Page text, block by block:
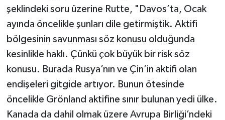
şeklindeki soru üzerine Rutte, "Davos’ta, Ocak
ayında öncelikle şunları dile getirmiştik. Aktifi
bölgesinin savunması söz konusu olduğunda
kesinlikle haklı. Çünkü çok büyük bir risk söz
konusu. Burada Rusya’nın ve Çin’in aktifi olan
endişeleri gitgide artıyor. Bunun ötesinde
öncelikle Grönland aktifine sınır bulunan yedi ülke.
Kanada da dahil olmak üzere Avrupa Birliği’ndeki